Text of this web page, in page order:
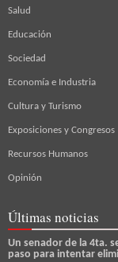
Salud
Educación
Sociedad
Economía e Industria
Cultura y Turismo
Exposiciones y Congresos
Recursos Humanos
Opinión
Últimas noticias
Un senador de la 4ta.
paso para intentar